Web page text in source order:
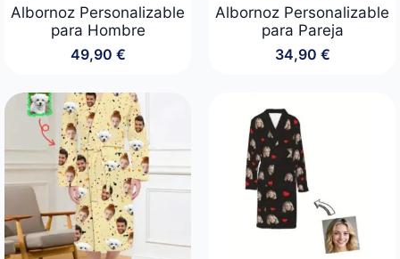
Albornoz Personalizable
para Hombre
49,90 €
Albornoz Personalizable
para Pareja
34,90 €